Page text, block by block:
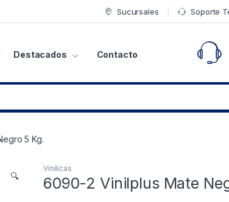
Sucursales Soporte
Destacados Contacto
5 Kg.
🔍
Vinilicas
6090-2 Vinilplus Mate